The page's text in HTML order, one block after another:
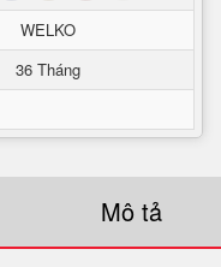
WELKO
36 Tháng
Mô tả